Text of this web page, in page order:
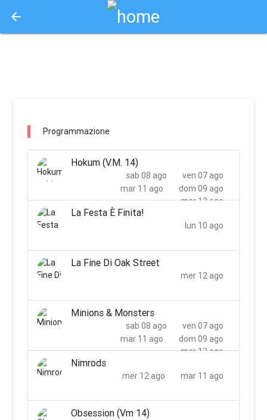
arrow_back
Programmazione
Hokum (V.M. 14)
ven 07 ago
sab 08 ago
dom 09 ago
mar 11 ago
mer 12 ago
La Festa È Finita!
lun 10 ago
La Fine Di Oak Street
mer 12 ago
Minions & Monsters
ven 07 ago
sab 08 ago
dom 09 ago
mar 11 ago
mer 12 ago
Nimrods
mar 11 ago
mer 12 ago
Obsession (Vm 14)